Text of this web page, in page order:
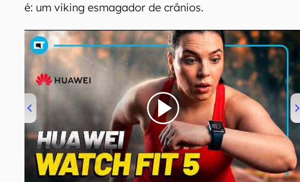
é: um viking esmagador de crânios.
00:00/04:51